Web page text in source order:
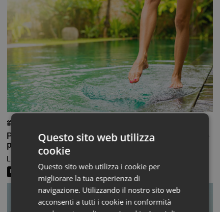
Piedi morbidi e talloni levigati: la beauty routine che
parte dal basso
La routine di bellezza non finisce alle caviglie, eppure...
Beauty News Farma Social Connect
Questo sito web utilizza
cookie
Questo sito web utilizza i cookie per
migliorare la tua esperienza di
navigazione. Utilizzando il nostro sito web
acconsenti a tutti i cookie in conformità